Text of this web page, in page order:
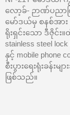
လော့ခ်- ဉာဏ်ပညာက
မော်ဒယ်မှ စနစ်အာ
ရိုးရှင်းသော ဒီဇိုင်း။
stainless steel
နှင့် mobile
စီးပွားရေးရုံးခန်
ဖြစ်သည်။